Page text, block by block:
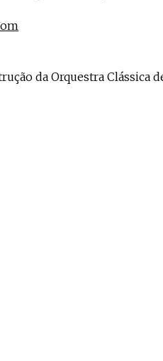
da Orquestra Clássica